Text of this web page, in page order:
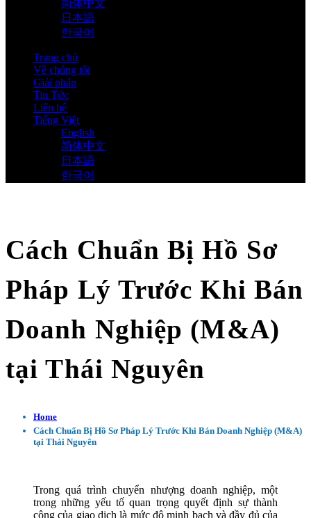
简体中文
日本語
한국어
Trang chủ
Về chúng tôi
Giải pháp
Tin Tức
Liên hệ
Tiếng Việt
English
简体中文
日本語
한국어
Cách Chuẩn Bị Hồ Sơ
Pháp Lý Trước Khi Bán
Doanh Nghiệp (M&A)
tại Thái Nguyên
Home
Cách Chuẩn Bị Hồ Sơ Pháp Lý Trước Khi Bán Doanh Nghiệp (M&A)
tại Thái Nguyên
Trong quá trình chuyển nhượng doanh nghiệp, một
trong những yếu tố quan trọng quyết định sự thành
công của giao dịch là mức độ minh bạch và đầy đủ của